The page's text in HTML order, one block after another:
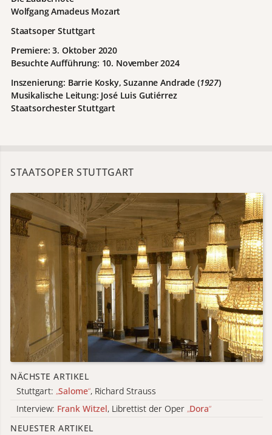
Wolfgang Amadeus Mozart
Staatsoper Stuttgart
Premiere: 3. Oktober 2020
Besuchte Aufführung: 10. November 2024
Inszenierung: Barrie Kosky, Suzanne Andrade (1927)
Musikalische Leitung: José Luis Gutiérrez
Staatsorchester Stuttgart
STAATSOPER STUTTGART
NÄCHSTE ARTIKEL
Stuttgart: „Salome“, Richard Strauss
Interview: Frank Witzel, Librettist der Oper „Dora“
NEUESTER ARTIKEL